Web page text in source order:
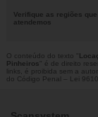
Verifique as regiões que
atendemos
O conteúdo do texto "
Pinheiros " é de direito
links, é proibida sem a
do Código Penal –
Lei